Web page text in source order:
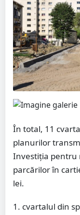
În total, 11
planurilor
Investiția pentru
parcărilor în
lei.
1. cvartalul din